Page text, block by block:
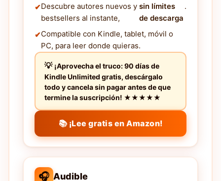
Descubre autores nuevos y
bestsellers al instante,
sin límites
de descarga
.
Compatible con Kindle, tablet, móvil o
PC, para leer donde quieras.
¡Aprovecha el truco: 90 días de
Kindle Unlimited gratis, descárgalo
todo y cancela sin pagar antes de que
termine la suscripción! ★★★★★
📚 ¡Lee gratis en Amazon!
🎧 Audible